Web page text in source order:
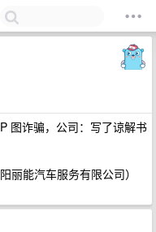
图诈骗，公司：写了谅解书
丽能汽车服务有限公司）